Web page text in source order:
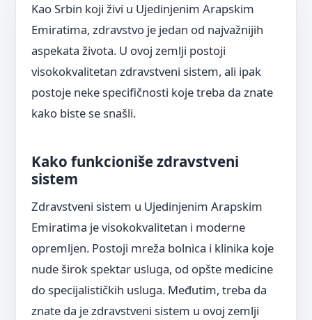
Kao Srbin koji živi u Ujedinjenim Arapskim
Emiratima, zdravstvo je jedan od najvažnijih
aspekata života. U ovoj zemlji postoji
visokokvalitetan zdravstveni sistem, ali ipak
postoje neke specifičnosti koje treba da znate
kako biste se snašli.
Kako funkcioniše zdravstveni
sistem
Zdravstveni sistem u Ujedinjenim Arapskim
Emiratima je visokokvalitetan i moderne
opremljen. Postoji mreža bolnica i klinika koje
nude širok spektar usluga, od opšte medicine
do specijalističkih usluga. Međutim, treba da
znate da je zdravstveni sistem u ovoj zemlji